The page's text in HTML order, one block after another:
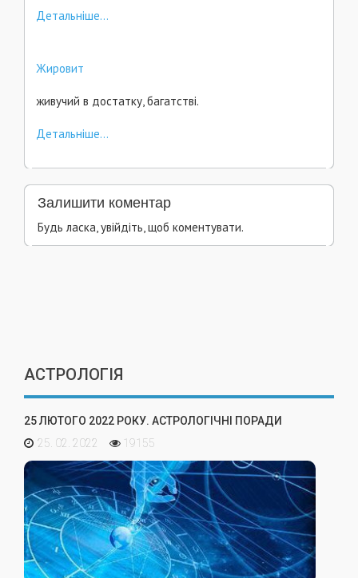
Детальніше...
Жировит
живучий в достатку, багатстві.
Детальніше...
Залишити коментар
Будь ласка, увійдіть, щоб коментувати.
АСТРОЛОГІЯ
25 ЛЮТОГО 2022 РОКУ. АСТРОЛОГІЧНІ ПОРАДИ
25. 02. 2022
19155